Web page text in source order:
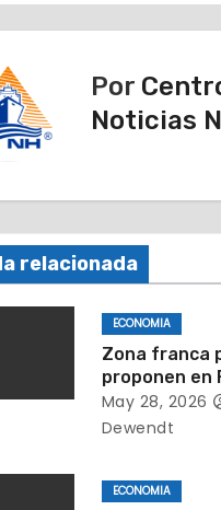
Por
Noticias
relacionada
ECONOMIA
Zona franca
proponen en
May 28, 2026
Dewendt
ECONOMIA